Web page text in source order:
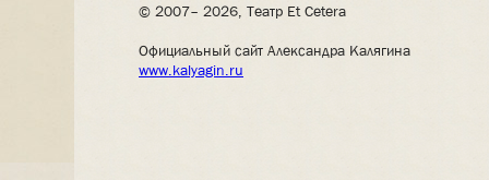
© 2007– 2026, Театр Et Cetera
Официальный сайт Александра Калягина
www.kalyagin.ru